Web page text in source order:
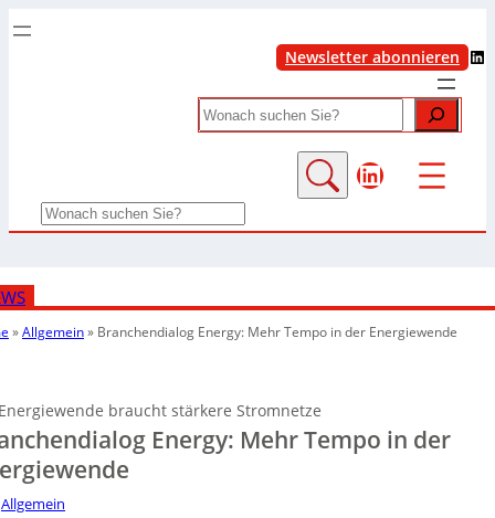
Newsletter abonnieren LinkedIn
Search
LinkedIn
Search
»Allgemein» Branchendialog Energy: Mehr Tempo in der Energiewende
braucht stärkere Stromnetze
Energy: Mehr Tempo in der
Allgemein